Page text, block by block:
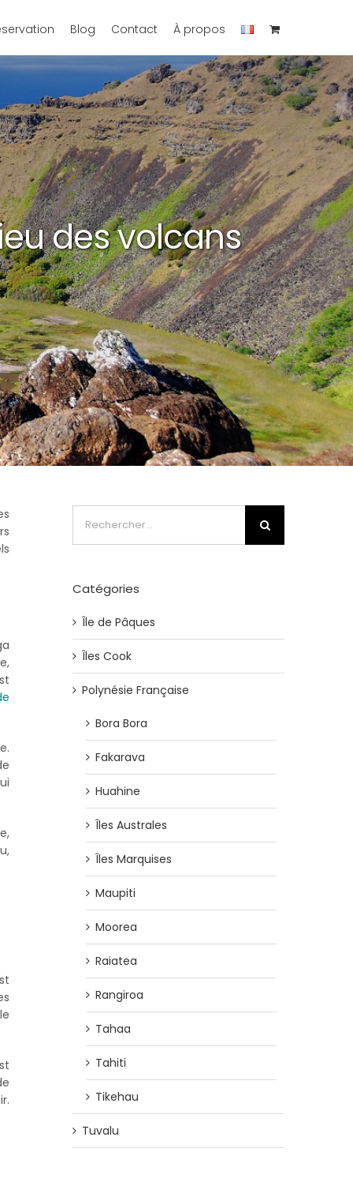
Blog Contact À propos
des volcans
Catégories
Île de Pâques
Îles Cook
Polynésie Française
Bora Bora
Fakarava
Huahine
Îles Australes
Îles Marquises
Maupiti
Moorea
Raiatea
Rangiroa
Tahaa
Tahiti
Tikehau
Tuvalu